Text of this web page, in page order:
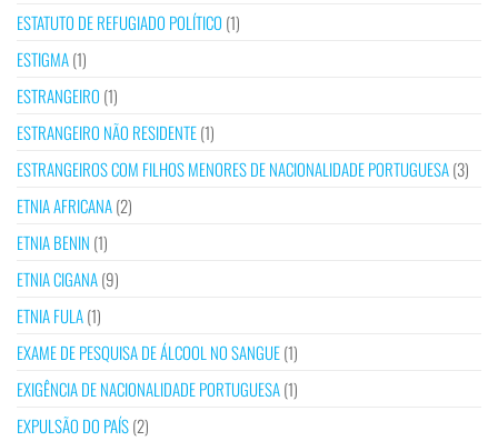
ESTATUTO DE REFUGIADO POLÍTICO (1)
ESTIGMA(1)
ESTRANGEIRO (1)
ESTRANGEIRO NÃO RESIDENTE(1)
ESTRANGEIROS COM FILHOS MENORES DE NACIONALIDADE PORTUGUESA(3)
ETNIA AFRICANA(2)
ETNIA BENIN (1)
ETNIA CIGANA(9)
ETNIA FULA(1)
EXAME DE PESQUISA DE ÁLCOOL NO SANGUE(1)
EXIGÊNCIA DE NACIONALIDADE PORTUGUESA(1)
EXPULSÃO DO PAÍS(2)